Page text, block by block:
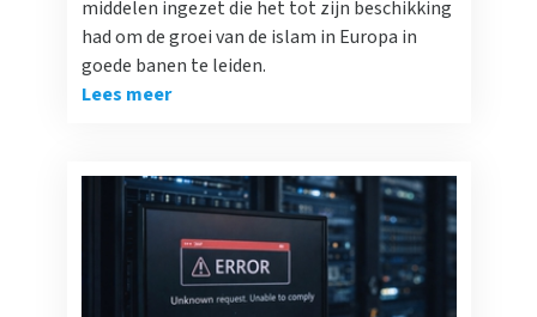
middelen ingezet die het tot zijn beschikking
had om de groei van de islam in Europa in
goede banen te leiden.
Lees meer